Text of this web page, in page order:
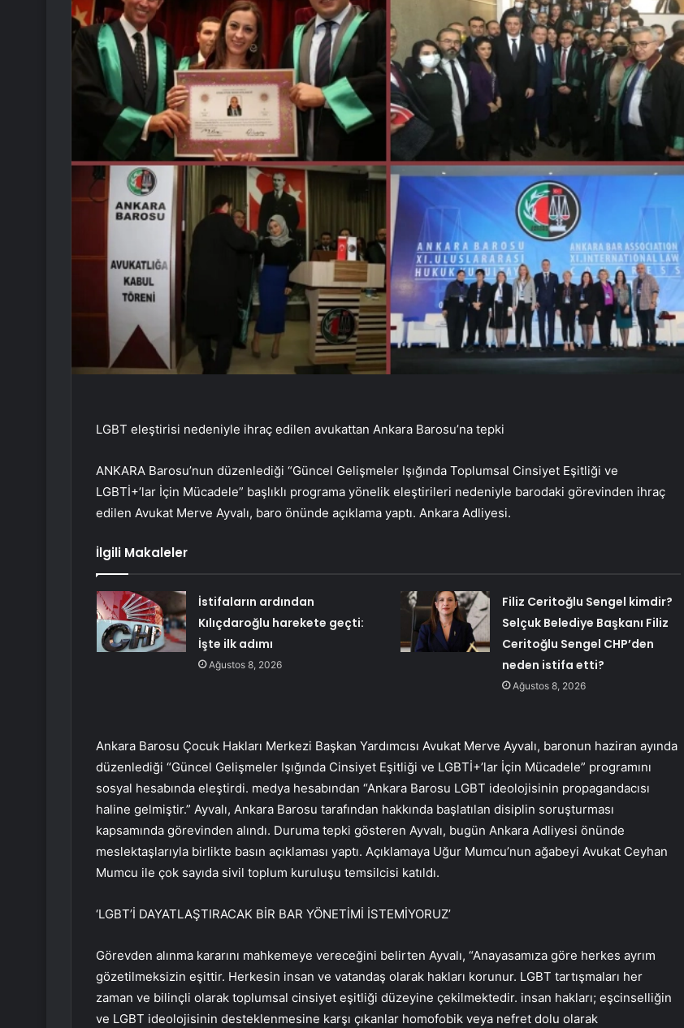
LGBT eleştirisi nedeniyle ihraç edilen avukattan Ankara Barosu’na tepki
ANKARA Barosu’nun düzenlediği “Güncel Gelişmeler Işığında Toplumsal Cinsiyet Eşitliği ve
LGBTİ+’lar İçin Mücadele” başlıklı programa yönelik eleştirileri nedeniyle barodaki görevinden ihraç
edilen Avukat Merve Ayvalı, baro önünde açıklama yaptı. Ankara Adliyesi.
İlgili Makaleler
İstifaların ardından
Kılıçdaroğlu harekete geçti:
İşte ilk adımı
Ağustos 8, 2026
Filiz Ceritoğlu Sengel kimdir?
Selçuk Belediye Başkanı Filiz
Ceritoğlu Sengel CHP’den
neden istifa etti?
Ağustos 8, 2026
Ankara Barosu Çocuk Hakları Merkezi Başkan Yardımcısı Avukat Merve Ayvalı, baronun haziran ayında
düzenlediği “Güncel Gelişmeler Işığında Cinsiyet Eşitliği ve LGBTİ+’lar İçin Mücadele” programını
sosyal hesabında eleştirdi. medya hesabından “Ankara Barosu LGBT ideolojisinin propagandacısı
haline gelmiştir.” Ayvalı, Ankara Barosu tarafından hakkında başlatılan disiplin soruşturması
kapsamında görevinden alındı. Duruma tepki gösteren Ayvalı, bugün Ankara Adliyesi önünde
meslektaşlarıyla birlikte basın açıklaması yaptı. Açıklamaya Uğur Mumcu’nun ağabeyi Avukat Ceyhan
Mumcu ile çok sayıda sivil toplum kuruluşu temsilcisi katıldı.
‘LGBT’İ DAYATLAŞTIRACAK BİR BAR YÖNETİMİ İSTEMİYORUZ’
Görevden alınma kararını mahkemeye vereceğini belirten Ayvalı, “Anayasamıza göre herkes ayrım
gözetilmeksizin eşittir. Herkesin insan ve vatandaş olarak hakları korunur. LGBT tartışmaları her
zaman ve bilinçli olarak toplumsal cinsiyet eşitliği düzeyine çekilmektedir. insan hakları; eşcinselliğin
ve LGBT ideolojisinin desteklenmesine karşı çıkanlar homofobik veya nefret dolu olarak